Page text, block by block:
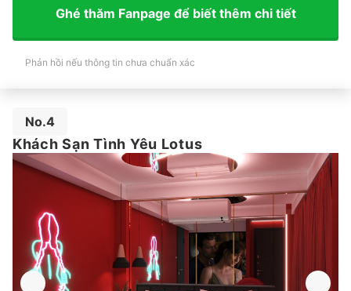
Ghé thăm Fanpage để biết thêm chi tiết
Phản hồi nếu thông tin chưa chuẩn xác
No.4
Khách Sạn Tình Yêu Lotus